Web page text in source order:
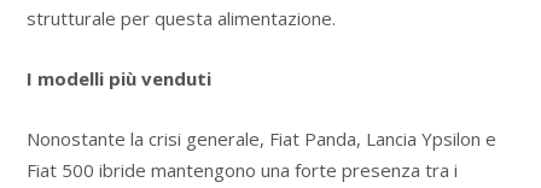
strutturale per questa alimentazione.
I modelli più venduti
Nonostante la crisi generale, Fiat Panda, Lancia Ypsilon e
Fiat 500 ibride mantengono una forte presenza tra i